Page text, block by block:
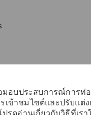
มอบประสบการณ์การท่
รเข้าชมไซต์และปรับแต่